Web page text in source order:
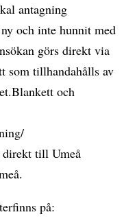
antagning
och inte hunnit med
görs direkt via
som tillhandahålls av
och
direkt till Umeå
på: